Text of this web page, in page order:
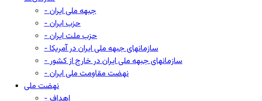
- جبهه ملی ایران
- حزب ایران
- حزب ملت ایران
- سازمانهای جبهه ملی ایران در آمریکا
- سازمانهای جبهه ملی ایران در خارج از کشور
- نهضت مقاومت ملی ایران
نهضت ملی